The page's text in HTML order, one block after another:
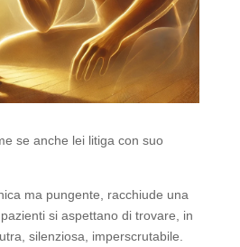
se anche lei litiga con suo
ma pungente, racchiude una
si aspettano di trovare, in
silenziosa, imperscrutabile.